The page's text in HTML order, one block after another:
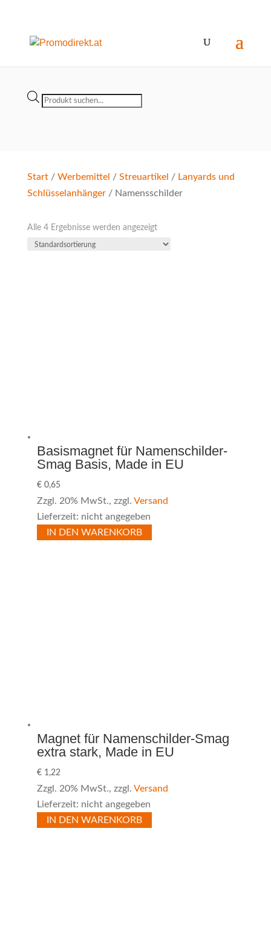
Products
Start/ Werbemittel / Streuartikel / Lanyards und
Schlüsselanhänger/ Namensschilder
Alle 4 Ergebnisse werden angezeigt
Basismagnet für Namenschilder-
Smag Basis, Made in EU
€0,65
Zzgl. 20% MwSt., zzgl. Versand
Lieferzeit: nicht angegeben
IN DEN WARENKORB
Magnet für Namenschilder-Smag
extra stark, Made in EU
€1,22
Zzgl. 20% MwSt., zzgl. Versand
Lieferzeit: nicht angegeben
IN DEN WARENKORB